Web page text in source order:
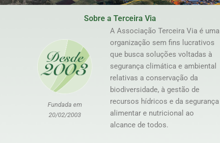
Sobre a Terceira Via
Fundada em
20/02/2003
A Associação Terceira Via é uma
organização sem fins lucrativos
que busca soluções voltadas à
segurança climática e ambiental
relativas a conservação da
biodiversidade, à gestão de
recursos hídricos e da segurança
alimentar e nutricional ao
alcance de todos.